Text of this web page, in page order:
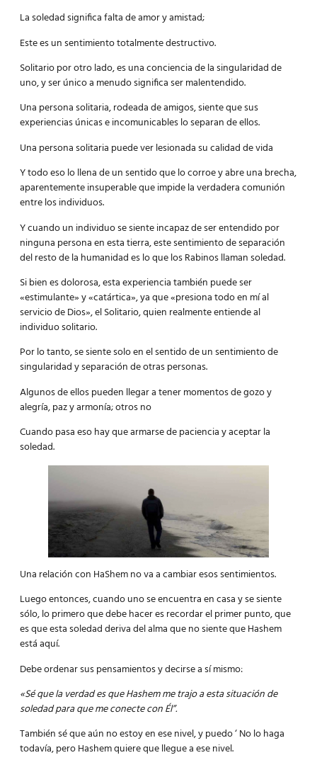
La soledad significa falta de amor y amistad;
Este es un sentimiento totalmente destructivo.
Solitario por otro lado, es una conciencia de la singularidad de
uno, y ser único a menudo significa ser malentendido.
Una persona solitaria, rodeada de amigos, siente que sus
experiencias únicas e incomunicables lo separan de ellos.
Una persona solitaria puede ver lesionada su calidad de vida
Y todo eso lo llena de un sentido que lo corroe y abre una brecha,
aparentemente insuperable que impide la verdadera comunión
entre los individuos.
Y cuando un individuo se siente incapaz de ser entendido por
ninguna persona en esta tierra, este sentimiento de separación
del resto de la humanidad es lo que los Rabinos llaman soledad.
Si bien es dolorosa, esta experiencia también puede ser
«estimulante» y «catártica», ya que «presiona todo en mí al
servicio de Dios», el Solitario, quien realmente entiende al
individuo solitario.
Por lo tanto, se siente solo en el sentido de un sentimiento de
singularidad y separación de otras personas.
Algunos de ellos pueden llegar a tener momentos de gozo y
alegría, paz y armonía; otros no
Cuando pasa eso hay que armarse de paciencia y aceptar la
soledad.
Una relación con HaShem no va a cambiar esos sentimientos.
Luego entonces, cuando uno se encuentra en casa y se siente
sólo, lo primero que debe hacer es recordar el primer punto, que
es que esta soledad deriva del alma que no siente que Hashem
está aquí.
Debe ordenar sus pensamientos y decirse a sí mismo:
«Sé que la verdad es que Hashem me trajo a esta situación de
soledad para que me conecte con Él”.
También sé que aún no estoy en ese nivel, y puedo ‘ No lo haga
todavía, pero Hashem quiere que llegue a ese nivel.